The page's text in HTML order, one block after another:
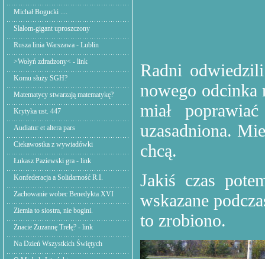
Michał Bogucki ....
Slalom-gigant uproszczony
Rusza linia Warszawa - Lublin
>Wołyń zdradzony< - link
Komu służy SGH?
Matematycy stwarzają matematykę?
Krytyka ust. 447
Audiatur et altera pars
Ciekawostka z wywiadówki
Łukasz Paziewski gra - link
Konfederacja a Solidarność R.I.
Zachowanie wobec Benedykta XVI
Ziemia to siostra, nie bogini.
Znacie Zuzannę Trelę? - link
Na Dzień Wszystkich Świętych
Radni
nowego odcinka
miał
uzasadniona.
chcą.
Jakiś czas
wskazane
to zrobiono.